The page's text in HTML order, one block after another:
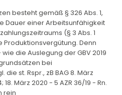
besteht gemäß § 326 Abs. 1,
Dauer einer Arbeitsunfähigkeit
(§ 3 Abs. 1
Produktionsvergütung. Denn
die Auslegung der GBV 2019
bei
st. Rspr., zB BAG 8. März
18. März 2020 - 5 AZR 36/19 - Rn.
rein